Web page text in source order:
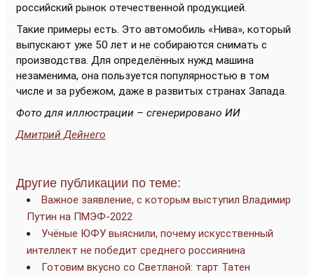
российский рынок отечественной продукцией.
Такие примеры есть. Это автомобиль «Нива», который
выпускают уже 50 лет и не собираются снимать с
производства. Для определённых нужд машина
незаменима, она пользуется популярностью в том
числе и за рубежом, даже в развитых странах Запада.
Фото для иллюстрации – сгенерировано ИИ
Дмитрий Дейнего
Другие публикации по теме:
Важное заявление, с которым выступил Владимир
Путин на ПМЭФ-2022
Учёные ЮФУ выяснили, почему искусственный
интеллект не победит среднего россиянина
Готовим вкусно со Светланой: тарт Татен